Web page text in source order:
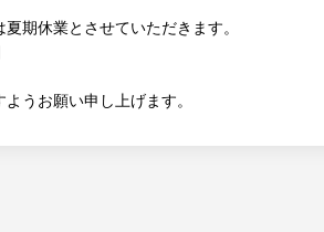
期休業とさせていただきます。
うお願い申し上げます。